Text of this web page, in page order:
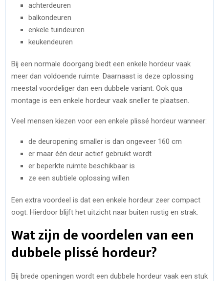
achterdeuren
balkondeuren
enkele tuindeuren
keukendeuren
Bij een normale doorgang biedt een enkele hordeur vaak
meer dan voldoende ruimte. Daarnaast is deze oplossing
meestal voordeliger dan een dubbele variant. Ook qua
montage is een enkele hordeur vaak sneller te plaatsen.
Veel mensen kiezen voor een enkele plissé hordeur wanneer:
de deuropening smaller is dan ongeveer 160 cm
er maar één deur actief gebruikt wordt
er beperkte ruimte beschikbaar is
ze een subtiele oplossing willen
Een extra voordeel is dat een enkele hordeur zeer compact
oogt. Hierdoor blijft het uitzicht naar buiten rustig en strak.
Wat zijn de voordelen van een
dubbele plissé hordeur?
Bij brede openingen wordt een dubbele hordeur vaak een stuk